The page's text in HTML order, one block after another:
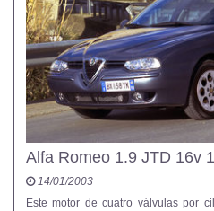
Alfa Romeo 1.9 JTD 16v
14/01/2003
Este motor de cuatro válvulas por